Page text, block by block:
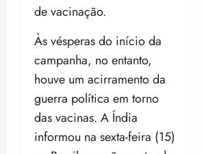
de vacinação.
Às vésperas do início da
campanha, no entanto,
houve um acirramento da
guerra política em torno
das vacinas. A Índia
informou na sexta-feira (15)